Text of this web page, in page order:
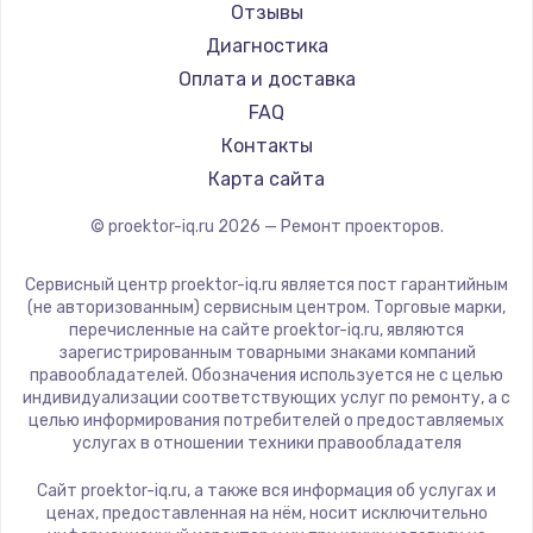
Заказать
Замена шим-контроллера
3900 руб.
Заказать
Заказать
Ремонт петель крышки
1195 руб.
Заказать
Замена динамиков
1350 руб.
JVC
Casio
Hiper
HITACHI
Panasonic
Hisense
Отзывы
Диагностика
Оплата и доставка
FAQ
Контакты
Карта сайта
© proektor-iq.ru 2026 — Ремонт проекторов.
Сервисный центр proektor-iq.ru является пост гарантийным
(не авторизованным) сервисным центром. Торговые марки,
перечисленные на сайте proektor-iq.ru, являются
зарегистрированным товарными знаками компаний
правообладателей. Обозначения используется не с целью
индивидуализации соответствующих услуг по ремонту, а с
целью информирования потребителей о предоставляемых
услугах в отношении техники правообладателя
Сайт proektor-iq.ru, а также вся информация об услугах и
ценах, предоставленная на нём, носит исключительно